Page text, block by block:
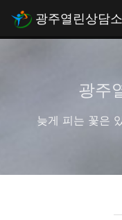
광주
늦게 피는 꽃은
광주열린상담